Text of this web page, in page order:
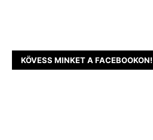
KÖVESS MINKET A FACEBOOKON!